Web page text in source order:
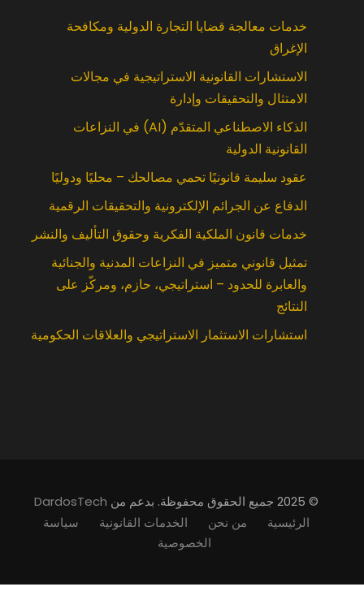
خدمات معالجة قضايا التجارة الدولية ومكافحة
الإغراق
الاستشارات القانونية الاستراتيجية في مجالات
الامتثال والتحقيقات وإدارة
الذكاء الاصطناعي المتقدّم (AI) في النزاعات
القانونية الدولية
عقود سليمة قانونيًا تحمي مصالحك – محليًا ودوليًا
الدفاع عن الجرائم الإلكترونية والتحقيقات الرقمية
خدمات قانون الملكية الفكرية وحقوق التأليف والنشر
تمثيل قانوني متميز في النزاعات المدنية والجنائية
والعابرة للحدود – استراتيجي، حازم، ومركّز على
النتائج
استشارات الاستثمار الاستراتيجي والعلاقات الحكومية
© 2025 جميع الحقوق محفوظة. بدعم من
DardosTech
الرئيسية
من نحن الخدمات القانونية
سياسة
الخصوصية